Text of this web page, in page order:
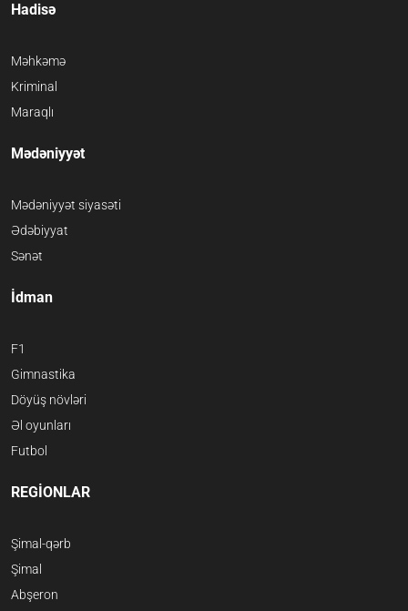
Hadisə
Məhkəmə
Kriminal
Maraqlı
Mədəniyyət
Mədəniyyət siyasəti
Ədəbiyyat
Sənət
İdman
F1
Gimnastika
Döyüş növləri
Əl oyunları
Futbol
REGİONLAR
Şimal-qərb
Şimal
Abşeron